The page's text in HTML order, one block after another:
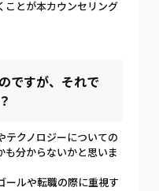
ことが本カウンセリング
ですが、それで
テクノロジーについての
も分からないかと思いま
ールや転職の際に重視す